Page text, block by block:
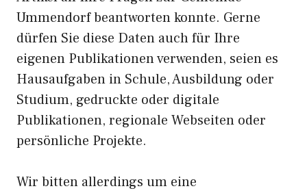
Ummendorf beantworten konnte. Gerne
dürfen Sie diese Daten auch für Ihre
eigenen Publikationen verwenden, seien es
Hausaufgaben in Schule, Ausbildung oder
Studium, gedruckte oder digitale
Publikationen, regionale Webseiten oder
persönliche Projekte.
Wir bitten allerdings um eine